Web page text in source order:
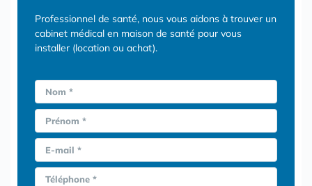
Professionnel de santé, nous vous aidons à trouver un
cabinet médical en maison de santé pour vous
installer (location ou achat).
Nom *
Prénom *
E-mail *
Téléphone *